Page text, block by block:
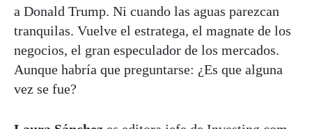
a Donald Trump. Ni cuando las aguas parezcan
tranquilas. Vuelve el estratega, el magnate de los
negocios, el gran especulador de los mercados.
Aunque habría que preguntarse: ¿Es que alguna
vez se fue?